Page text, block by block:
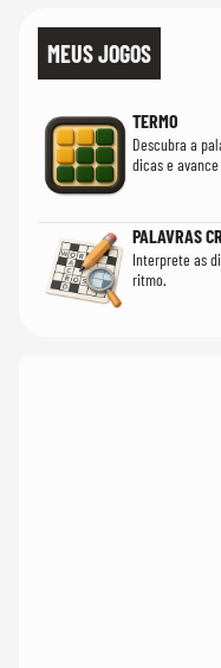
MEUS JOGOS
TERMO
Descubra a
dicas e
PALAVRAS
Interprete as
ritmo.